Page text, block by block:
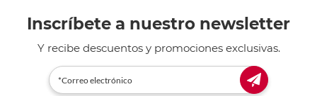
Inscríbete a nuestro newsletter
Y recibe descuentos y promociones exclusivas.